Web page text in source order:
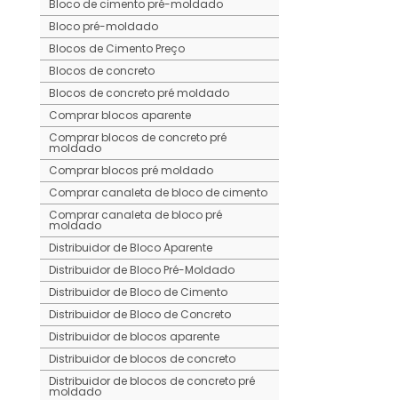
Bloco de cimento pré-moldado
Bloco pré-moldado
Blocos de Cimento Preço
Blocos de concreto
Blocos de concreto pré moldado
Comprar blocos aparente
Comprar blocos de concreto pré
moldado
Comprar blocos pré moldado
Comprar canaleta de bloco de cimento
Comprar canaleta de bloco pré
moldado
Distribuidor de Bloco Aparente
Distribuidor de Bloco Pré-Moldado
Distribuidor de Bloco de Cimento
Distribuidor de Bloco de Concreto
Distribuidor de blocos aparente
Distribuidor de blocos de concreto
Distribuidor de blocos de concreto pré
moldado